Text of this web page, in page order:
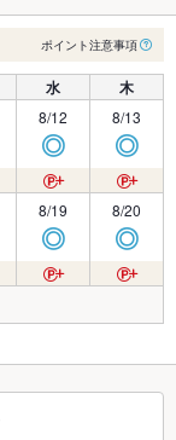
ポイント注意事項
水 木
8/12
◎
8/13
◎
8/19
◎
8/20
◎
◎ ◎
9/2 9/3